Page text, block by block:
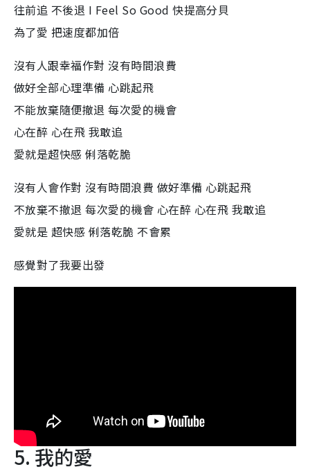
往前追 不後退 I Feel So Good 快提高分貝
為了愛 把速度都加倍
沒有人跟幸福作對 沒有時間浪費
做好全部心理準備 心跳起飛
不能放棄隨便撤退 每次愛的機會
心在醉 心在飛 我敢追
愛就是超快感 俐落乾脆
沒有人會作對 沒有時間浪費 做好準備 心跳起飛
不放棄不撤退 每次愛的機會 心在醉 心在飛 我敢追
愛就是 超快感 俐落乾脆 不會累
感覺對了我要出發
5. 我的愛